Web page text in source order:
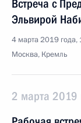
Встреча с
Эльвирой
4 марта 2019 года,
Москва, Кремль
2 марта 2019